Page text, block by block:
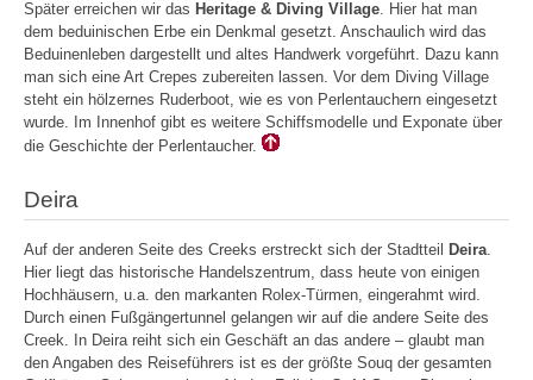
Später erreichen wir das Heritage & Diving Village. Hier hat man
dem beduinischen Erbe ein Denkmal gesetzt. Anschaulich wird das
Beduinenleben dargestellt und altes Handwerk vorgeführt. Dazu kann
man sich eine Art Crepes zubereiten lassen. Vor dem Diving Village
steht ein hölzernes Ruderboot, wie es von Perlentauchern eingesetzt
wurde. Im Innenhof gibt es weitere Schiffsmodelle und Exponate über
die Geschichte der Perlentaucher.
Deira
Auf der anderen Seite des Creeks erstreckt sich der Stadtteil Deira
Hier liegt das historische Handelszentrum, dass heute von einigen
Hochhäusern, u.a. den markanten Rolex-Türmen, eingerahmt wird.
Durch einen Fußgängertunnel gelangen wir auf die andere Seite des
Creek. In Deira reiht sich ein Geschäft an das andere – glaubt man
den Angaben des Reiseführers ist es der größte Souq der gesamten